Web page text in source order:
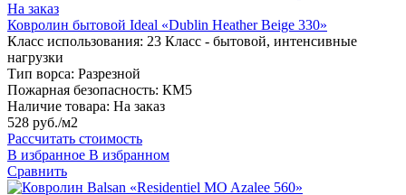
На заказ
Ковролин бытовой Ideal «Dublin Heather Beige 330»
Класс использования: 23 Класс - бытовой, интенсивные
нагрузки
Тип ворса: Разрезной
Пожарная безопасность: КМ5
Наличие товара: На заказ
528 руб./м2
Рассчитать стоимость
В избранное В избранном
Сравнить